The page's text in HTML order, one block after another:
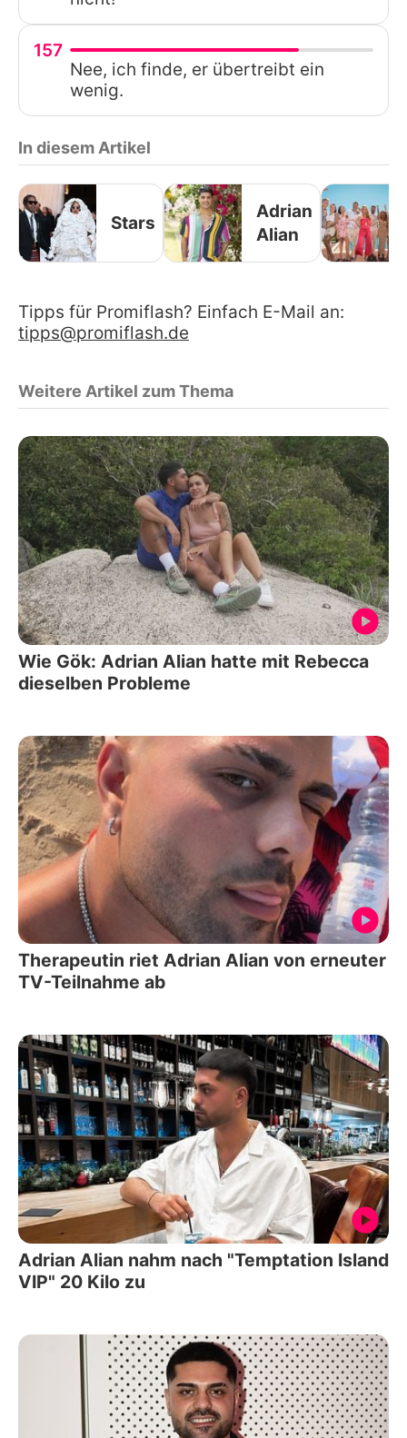
157
Nee, ich finde, er übertreibt ein
wenig.
In diesem Artikel
Stars
Adrian
Alian
Tipps für Promiflash? Einfach E-Mail an:
tipps@promiflash.de
Weitere Artikel zum Thema
Wie Gök: Adrian Alian hatte mit Rebecca
dieselben Probleme
Therapeutin riet Adrian Alian von erneuter
TV-Teilnahme ab
Adrian Alian nahm nach "Temptation Island
VIP" 20 Kilo zu